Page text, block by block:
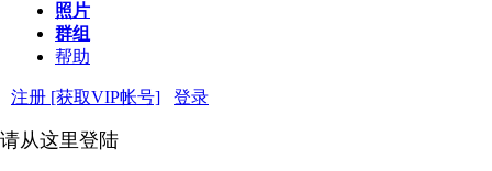
照片
群组
帮助
注册 [获取VIP帐号] 登录
请从这里登陆